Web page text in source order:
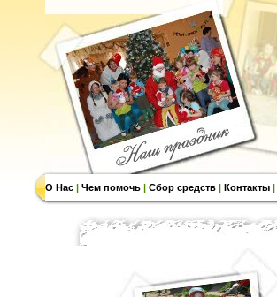
О Нас | Чем помочь | Сбор средств | Контакты |